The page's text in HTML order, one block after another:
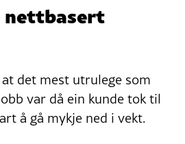
nettbasert
det mest utrulege som
var då ein kunde tok til
å gå mykje ned i vekt.